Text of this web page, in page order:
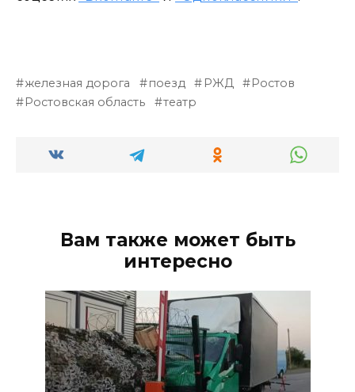
железная дорога поезд РЖД
Ростов
Ростовская область
театр
Вам также может быть
интересно